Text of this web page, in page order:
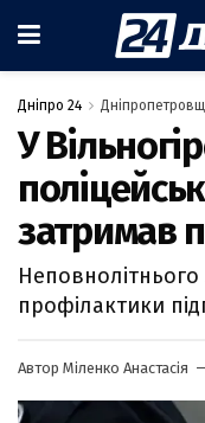
Дніпро 24
У
затримав
профілактики
Автор Міленко Анастасія